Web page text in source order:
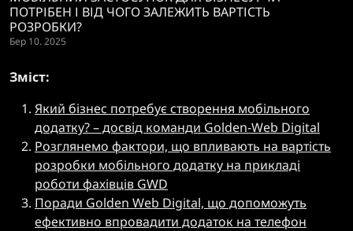
ПОТРІБЕН І ВІД ЧОГО ЗАЛЕЖИТЬ ВАРТІСТЬ
РОЗРОБКИ?
Бер 10. 2025
Зміст:
Який бізнес потребує створення мобільного
додатку? – досвід команди Golden-Web Digital
Розглянемо фактори, що впливають на вартість
розробки мобільного додатку на прикладі
роботи фахівців GWD
Поради Golden Web Digital, що допоможуть
ефективно впровадити додаток на телефон